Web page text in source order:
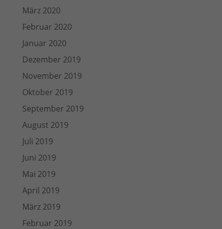
März 2020
Februar 2020
Januar 2020
Dezember 2019
November 2019
Oktober 2019
September 2019
August 2019
Juli 2019
Juni 2019
Mai 2019
April 2019
März 2019
Februar 2019